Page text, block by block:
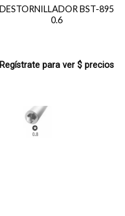
DESTORNILLADOR BST-895
0.6
Regístrate para ver $ precios